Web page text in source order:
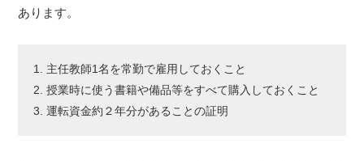
あります。
主任教師1名を常勤で雇用しておくこと
授業時に使う書籍や備品等をすべて購入しておくこと
運転資金約２年分があることの証明